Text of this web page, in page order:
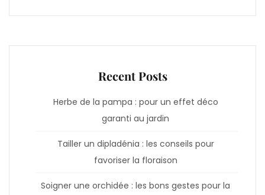
Recent Posts
Herbe de la pampa : pour un effet déco
garanti au jardin
Tailler un dipladénia : les conseils pour
favoriser la floraison
Soigner une orchidée : les bons gestes pour la